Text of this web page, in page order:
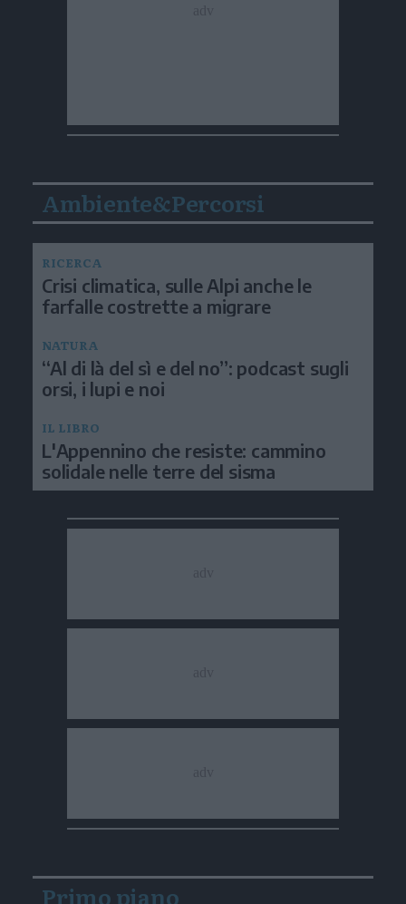
Ambiente&Percorsi
RICERCA
Crisi climatica, sulle Alpi anche le
farfalle costrette a migrare
NATURA
“Al di là del sì e del no”: podcast sugli
orsi, i lupi e noi
IL LIBRO
L'Appennino che resiste: cammino
solidale nelle terre del sisma
Primo piano